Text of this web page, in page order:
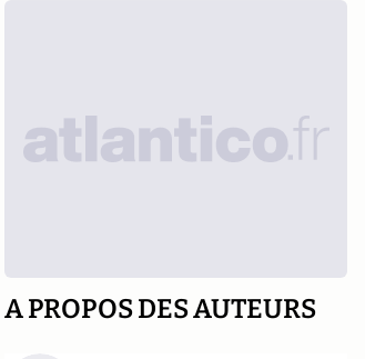
A PROPOS DES AUTEURS